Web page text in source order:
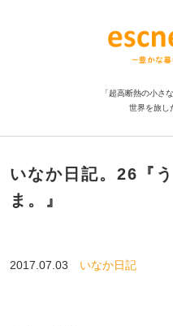
「超高断熱の小さ
世界を旅し
いなか日記。26『
ま。』
2017.07.03 いなか日記